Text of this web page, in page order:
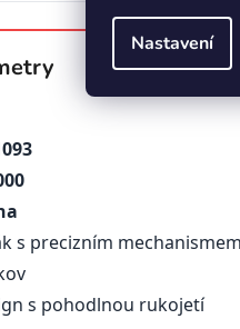
Nastavení
s precizním mechanismem
s pohodlnou rukojetí